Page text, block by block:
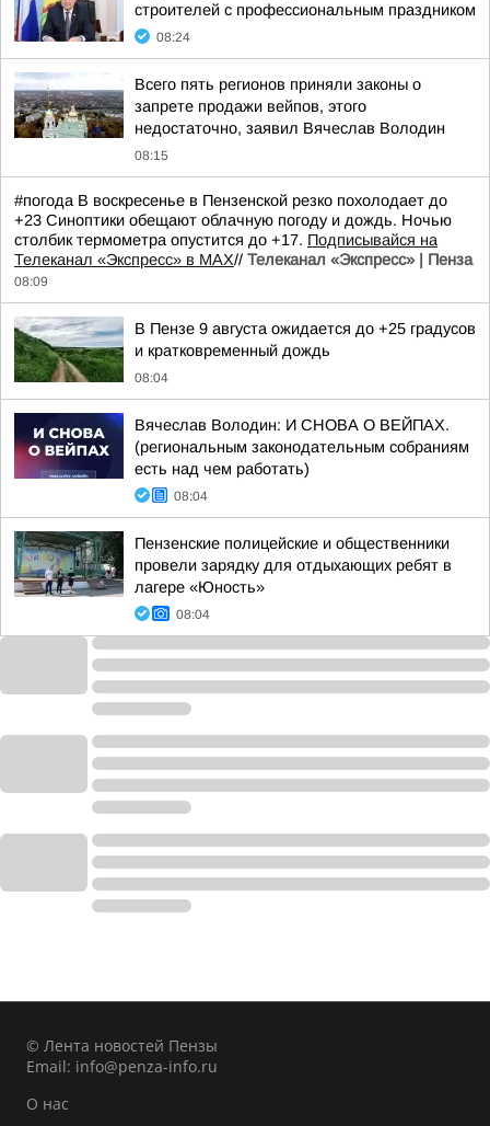
строителей с профессиональным праздником
08:24
Всего пять регионов приняли законы о
запрете продажи вейпов, этого
недостаточно, заявил Вячеслав Володин
08:15
#погода В воскресенье в Пензенской резко похолодает до
+23 Синоптики обещают облачную погоду и дождь. Ночью
столбик термометра опустится до +17. Подписывайся на
Телеканал «Экспресс» в MAX// Телеканал «Экспресс» | Пенза
08:09
В Пензе 9 августа ожидается до +25 градусов
и кратковременный дождь
08:04
Вячеслав Володин: И СНОВА О ВЕЙПАХ.
(региональным законодательным собраниям
есть над чем работать)
08:04
Пензенские полицейские и общественники
провели зарядку для отдыхающих ребят в
лагере «Юность»
08:04
© Лента новостей Пензы
Email: info@penza-info.ru
О нас